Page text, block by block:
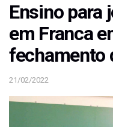
Ensino para
em Franca
fechamento
21/02/2022